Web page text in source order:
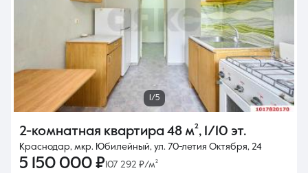
1/5
2-комнатная квартира 48 м², 1/10 эт.
Краснодар, мкр. Юбилейный, ул. 70-летия Октября, 24
5 150 000 ₽ 107 292 ₽/м²